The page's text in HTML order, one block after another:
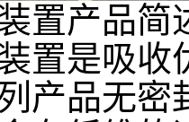
置产品简
置是吸
产品无密